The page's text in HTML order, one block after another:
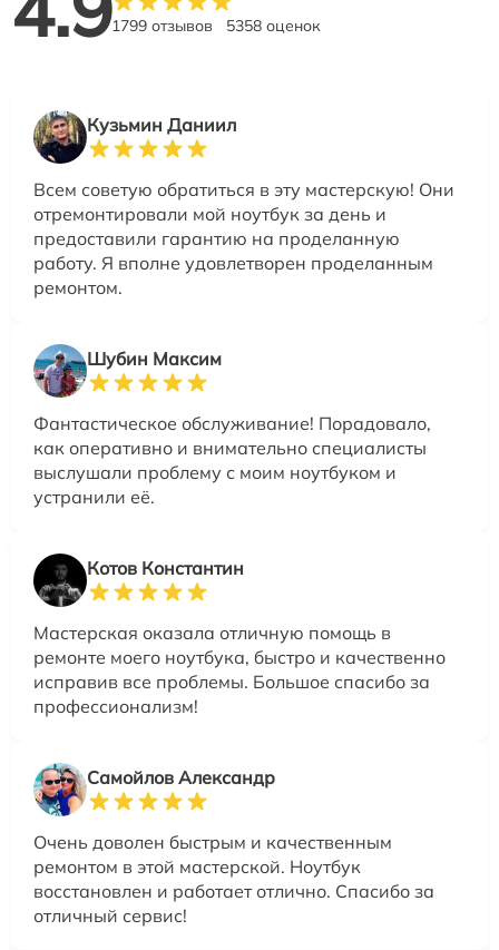
1799 отзывов 5358 оценок
Кузьмин Даниил
Всем советую обратиться в эту мастерскую! Они
отремонтировали мой ноутбук за день и
предоставили гарантию на проделанную
работу. Я вполне удовлетворен проделанным
ремонтом.
Шубин Максим
Фантастическое обслуживание! Порадовало,
как оперативно и внимательно специалисты
выслушали проблему с моим ноутбуком и
устранили её.
Котов Константин
Мастерская оказала отличную помощь в
ремонте моего ноутбука, быстро и качественно
исправив все проблемы. Большое спасибо за
профессионализм!
Самойлов Александр
Очень доволен быстрым и качественным
ремонтом в этой мастерской. Ноутбук
восстановлен и работает отлично. Спасибо за
отличный сервис!